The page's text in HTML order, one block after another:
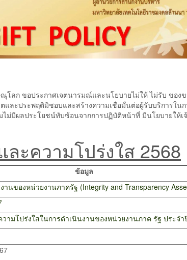
ก ขอประกาศเจตนารมณ์และนโยบายไม่ให้ ไม่รับ ของ
ละประพฤติมิชอบและสร้างความเชื่อมั่นต่อผู้รับบริการใน
มีผลประโยชน์ทับซ้อนจากการปฏิบัติหน้าที่ มีนโยบายให้
ะความโปร่งใส 2568
ข้อมูล
ของหน่วยงานภาครัฐ (Integrity and Transparency
มโปร่งใสในการดำเนินงานของหน่วยงานภาค รัฐ ประจ